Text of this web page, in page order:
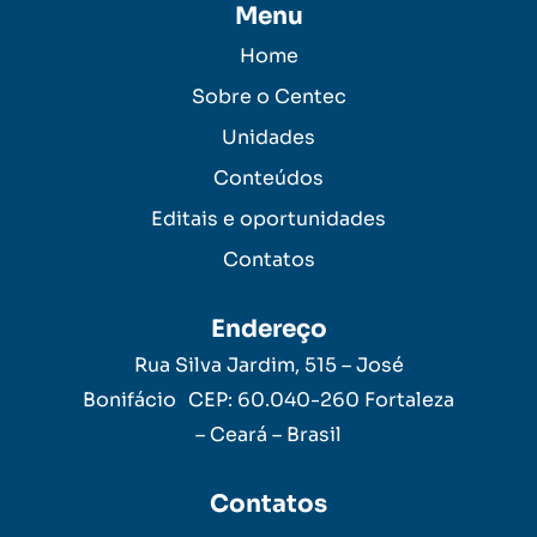
Menu
Home
Sobre o Centec
Unidades
Conteúdos
Editais e oportunidades
Contatos
Endereço
Rua Silva Jardim, 515 – José
Bonifácio CEP: 60.040-260 Fortaleza
– Ceará – Brasil
Contatos